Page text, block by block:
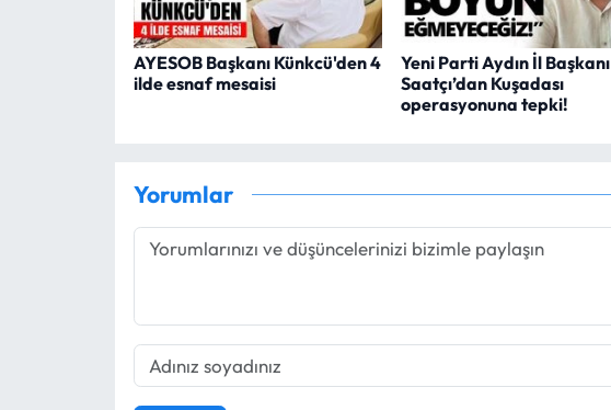
AYESOB Başkanı Künkcü'den 4
ilde esnaf mesaisi
Yeni Parti Aydın İl Başkanı
Saatçı’dan Kuşadası
operasyonuna tepki!
Yorumlar